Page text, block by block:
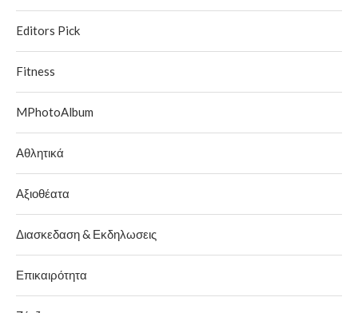
Editors Pick
Fitness
MPhotoAlbum
Αθλητικά
Αξιοθέατα
Διασκεδαση & Εκδηλωσεις
Επικαιρότητα